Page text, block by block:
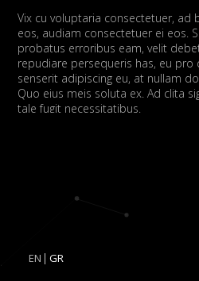
EN GR
Vix cu voluptaria consectetuer, ad
eos, audiam consectetuer ei eos.
probatus erroribus eam, velit
repudiare persequeris has, eu pro
senserit adipiscing eu, at nullam
Quo eius meis soluta ex. Ad clita
tale fugit necessitatibus.
integre vel, nulla dissentias
habemus consequat has.
nullam placerat ne pri. Vix ea